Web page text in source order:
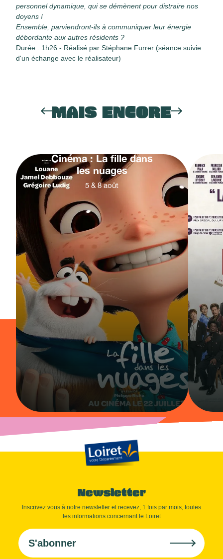
personnel dynamique, qui se démènent pour distraire nos
doyens !
Ensemble, parviendront-ils à communiquer leur énergie
débordante aux autres résidents ?
Durée : 1h26 - Réalisé par Stéphane Furrer (séance suivie
d'un échange avec le réalisateur)
MAIS ENCORE
Cinéma : La fille dans
les nuages
5 & 8 août
Newsletter
Inscrivez vous à notre newsletter et recevez, 1 fois par mois, toutes
les informations concernant le Loiret
S'abonner